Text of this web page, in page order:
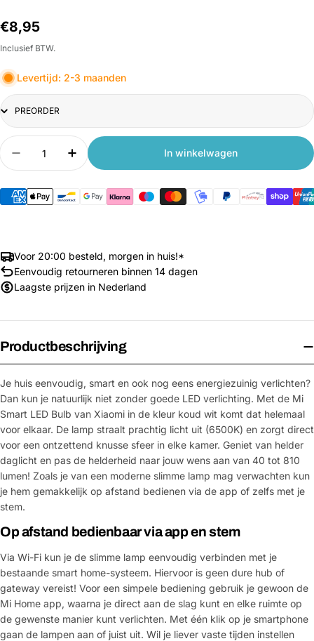
Normale
prijs
€8,95
Inclusief BTW.
Levertijd: 2-3 maanden
Title
Aantal
Aantal verlagen voor Xiaomi Mi Smart Led Bulb
Aantal verhogen voor Xiaomi Mi Smart
In winkelwagen
Voor 20:00 besteld, morgen in huis!*
Eenvoudig retourneren binnen 14 dagen
Laagste prijzen in Nederland
Productbeschrijving
Je huis eenvoudig, smart en ook nog eens energiezuinig verlichten?
Dan kun je natuurlijk niet zonder goede LED verlichting. Met de Mi
Smart LED Bulb van Xiaomi in de kleur koud wit komt dat helemaal
voor elkaar. De lamp straalt prachtig licht uit (6500K) en zorgt direct
voor een ontzettend knusse sfeer in elke kamer. Geniet van helder
daglicht en pas de helderheid naar jouw wens aan van 40 tot 810
lumen! Zoals je van een moderne slimme lamp mag verwachten kun
je hem gemakkelijk op afstand bedienen via de app of zelfs met je
stem.
Op afstand bedienbaar via app en stem
Via Wi-Fi kun je de slimme lamp eenvoudig verbinden met je
bestaande smart home-systeem. Hiervoor is geen dure hub of
gateway vereist! Voor een simpele bediening gebruik je gewoon de
Mi Home app, waarna je direct aan de slag kunt en elke ruimte op
de gewenste manier kunt verlichten. Met één klik op je smartphone
gaan de lampen aan of juist uit. Wil je liever vaste tijden instellen